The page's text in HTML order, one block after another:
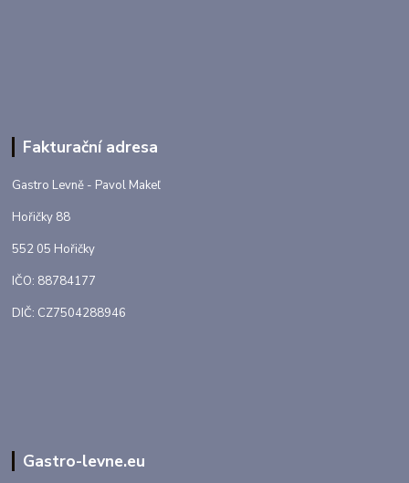
Fakturační adresa
Gastro Levně - Pavol Makeľ
Hořičky 88
552 05 Hořičky
IČO: 88784177
DIČ: CZ7504288946
Gastro-levne.eu